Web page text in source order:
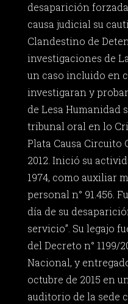
desaparición
causa judicial su
Clandestino de
investigaciones de
un caso incluido en
investigaran y
de Lesa Humanidad
tribunal oral en lo
Plata Causa Circuito
2012. Inició su
1974, como auxiliar
personal n° 91.456.
día de su
servicio”. Su legajo
del Decreto n° 1199/
Nacional, y
octubre de 2015 en
auditorio de la sede